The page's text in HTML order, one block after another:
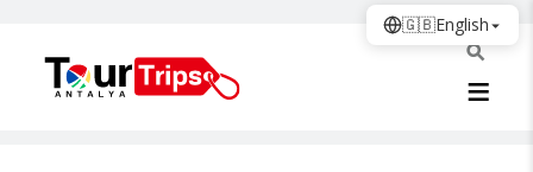
🇬🇧English